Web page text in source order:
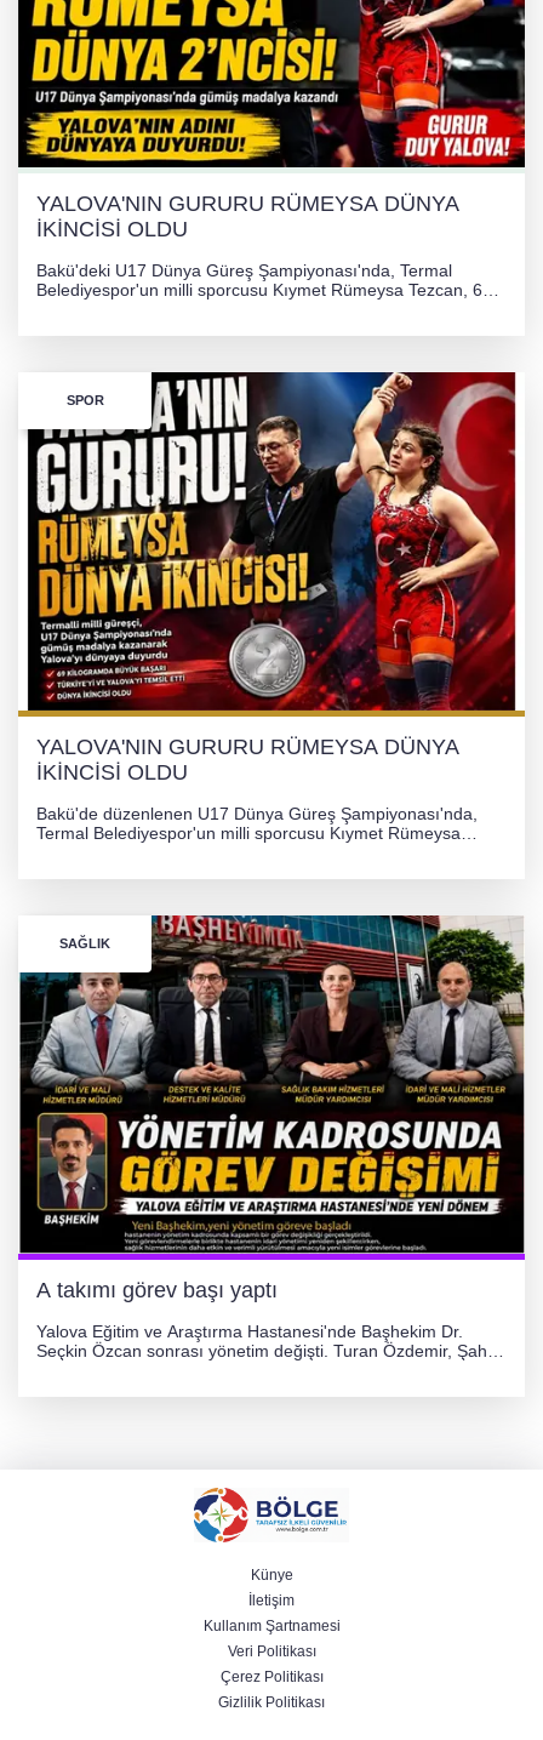
YALOVA'NIN GURURU RÜMEYSA DÜNYA
İKİNCİSİ OLDU
Bakü'deki U17 Dünya Güreş Şampiyonası'nda, Termal
Belediyespor'un milli sporcusu Kıymet Rümeysa Tezcan, 69
SPOR
YALOVA'NIN GURURU RÜMEYSA DÜNYA
İKİNCİSİ OLDU
Bakü'de düzenlenen U17 Dünya Güreş Şampiyonası'nda,
Termal Belediyespor'un milli sporcusu Kıymet Rümeysa
SAĞLIK
A takımı görev başı yaptı
Yalova Eğitim ve Araştırma Hastanesi'nde Başhekim Dr.
Seçkin Özcan sonrası yönetim değişti. Turan Özdemir, Şahin
Künye
İletişim
Kullanım Şartnamesi
Veri Politikası
Çerez Politikası
Gizlilik Politikası